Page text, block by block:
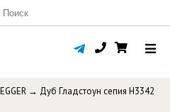
→ Дуб Гладстоун сепия H3342